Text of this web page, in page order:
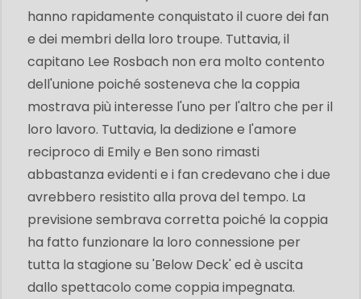
hanno rapidamente conquistato il cuore dei fan
e dei membri della loro troupe. Tuttavia, il
capitano Lee Rosbach non era molto contento
dell'unione poiché sosteneva che la coppia
mostrava più interesse l'uno per l'altro che per il
loro lavoro. Tuttavia, la dedizione e l'amore
reciproco di Emily e Ben sono rimasti
abbastanza evidenti e i fan credevano che i due
avrebbero resistito alla prova del tempo. La
previsione sembrava corretta poiché la coppia
ha fatto funzionare la loro connessione per
tutta la stagione su 'Below Deck' ed è uscita
dallo spettacolo come coppia impegnata.